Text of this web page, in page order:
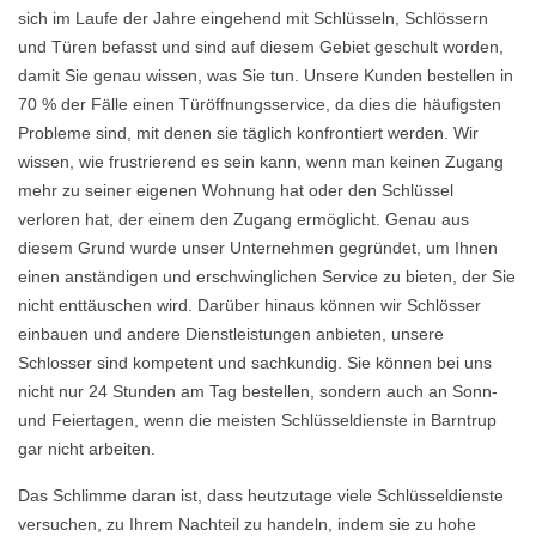
sich im Laufe der Jahre eingehend mit Schlüsseln, Schlössern
und Türen befasst und sind auf diesem Gebiet geschult worden,
damit Sie genau wissen, was Sie tun. Unsere Kunden bestellen in
70 % der Fälle einen Türöffnungsservice, da dies die häufigsten
Probleme sind, mit denen sie täglich konfrontiert werden. Wir
wissen, wie frustrierend es sein kann, wenn man keinen Zugang
mehr zu seiner eigenen Wohnung hat oder den Schlüssel
verloren hat, der einem den Zugang ermöglicht. Genau aus
diesem Grund wurde unser Unternehmen gegründet, um Ihnen
einen anständigen und erschwinglichen Service zu bieten, der Sie
nicht enttäuschen wird. Darüber hinaus können wir Schlösser
einbauen und andere Dienstleistungen anbieten, unsere
Schlosser sind kompetent und sachkundig. Sie können bei uns
nicht nur 24 Stunden am Tag bestellen, sondern auch an Sonn-
und Feiertagen, wenn die meisten Schlüsseldienste in Barntrup
gar nicht arbeiten.
Das Schlimme daran ist, dass heutzutage viele Schlüsseldienste
versuchen, zu Ihrem Nachteil zu handeln, indem sie zu hohe